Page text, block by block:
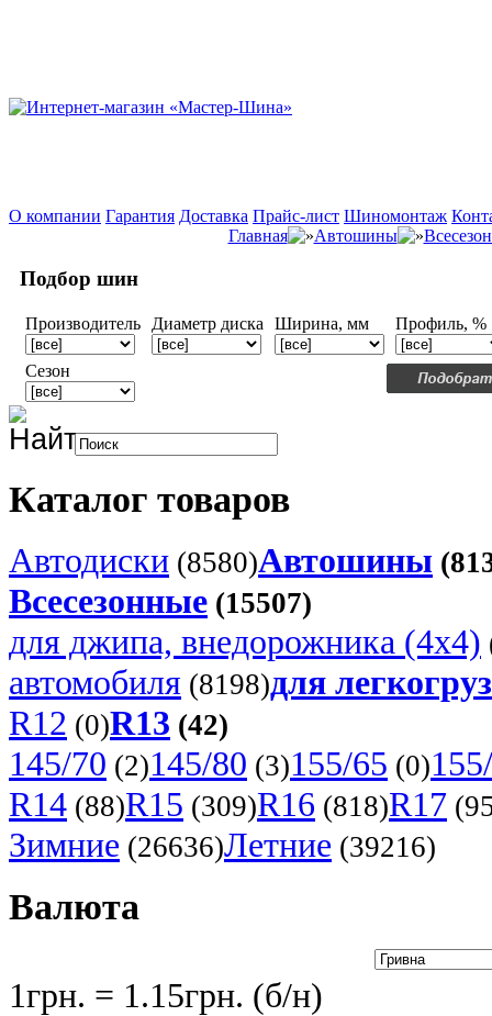
О компании Гарантия Доставка Прайс-лист Шиномонтаж
Главная
Автошины
Подбор шин
Производитель Диаметр диска Ширина, мм Профиль, %
Сезон
Каталог товаров
Автодиски (8580)Автошины
Всесезонные (15507)
для джипа, внедорожника (4x4)
автомобиля (8198)для
R12 (0)R13 (42)
145/70 (2)145/80 (3)155/65 (0)
R14 (88)R15 (309)R16 (818)R17
Зимние (26636)Летние (39216)
Валюта
1грн. = 1.15грн. (б/н)